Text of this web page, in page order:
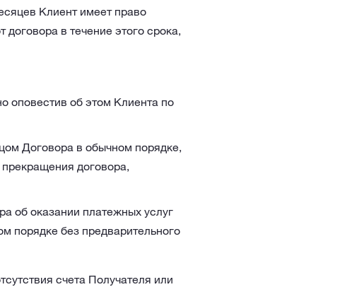
Клиент имеет право
договора в течение этого срока,
оповестив об этом Клиента по
Договора в обычном порядке,
договора,
об оказании платежных услуг
порядке без предварительного
счета Получателя или